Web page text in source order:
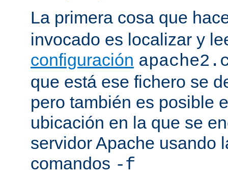
La primera cosa que
invocado es localizar y
configuración
que está ese fichero se
pero también es posible
ubicación en la que se
servidor Apache usando
comandos -f